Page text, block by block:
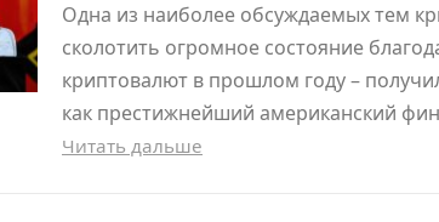
Одна из наиболее обсуждаемых тем
сколотить огромное состояние
криптовалют в прошлом году –
как престижнейший американский
Читать дальше